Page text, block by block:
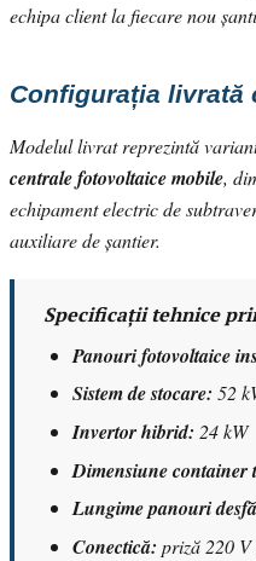
echipa client la fiecare nou
Configurația livrată
Modelul livrat reprezintă
centrale fotovoltaice mobile,
echipament electric de
auxiliare de șantier.
Specificații tehnice
Panouri fotovoltaice
Sistem de stocare: 52
Invertor hibrid: 24 kW
Dimensiune container
Lungime panouri
Conectică: priză 220